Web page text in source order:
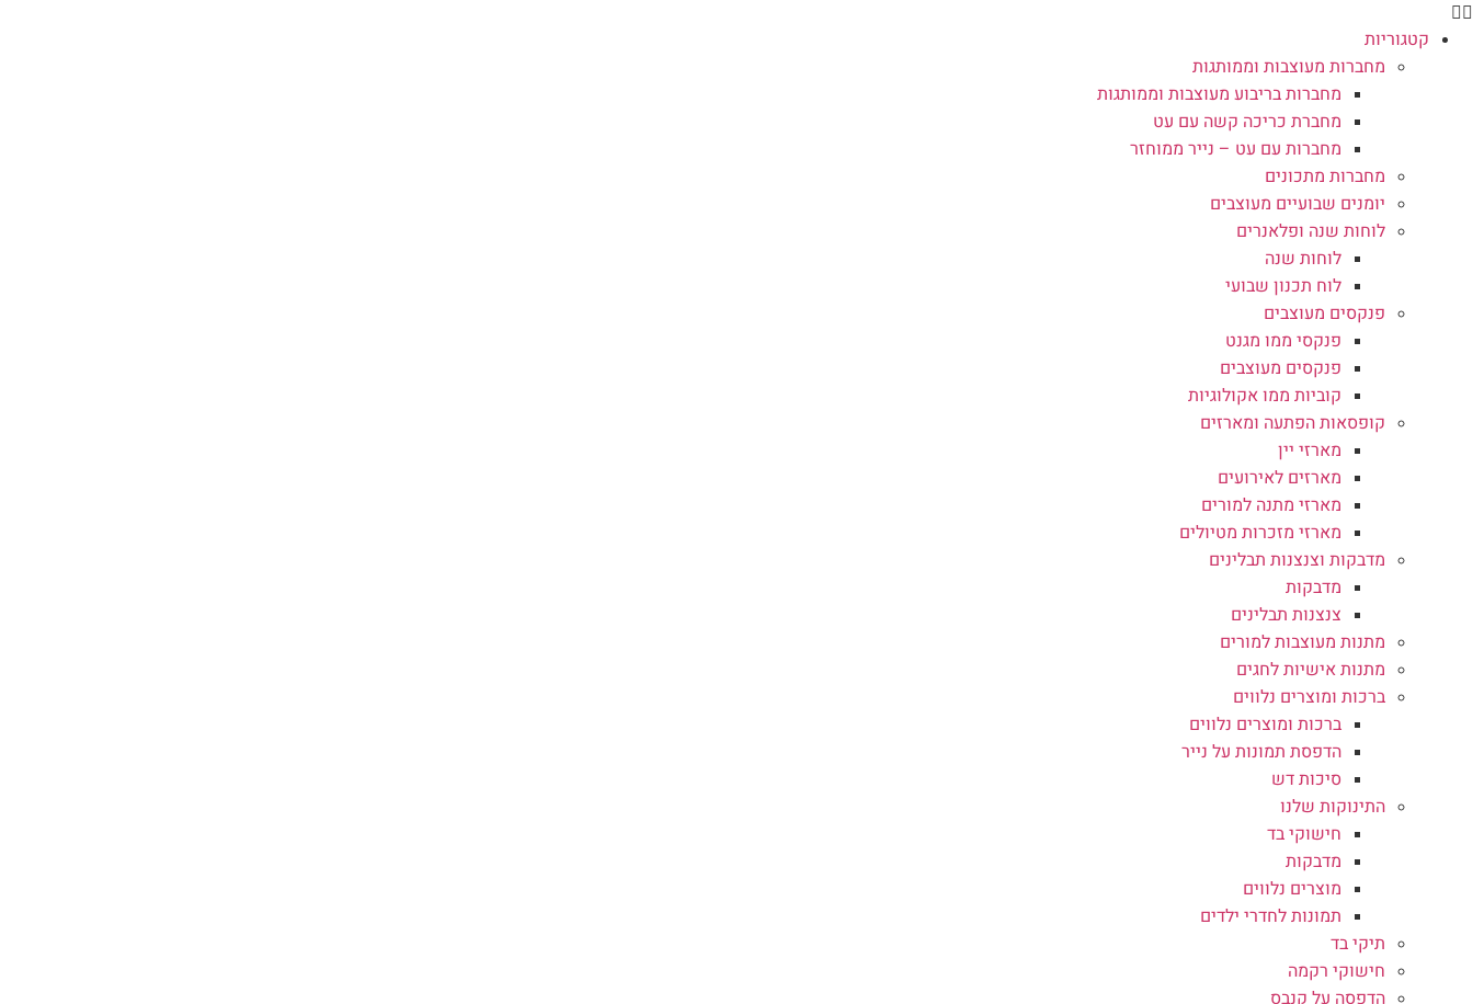
קטגוריות
מחברות מעוצבות וממותגות
מחברות בריבוע מעוצבות וממותגות
מחברת כריכה קשה עם עט
מחברות עם עט – נייר ממוחזר
מחברות מתכונים
יומנים שבועיים מעוצבים
לוחות שנה ופלאנרים
לוחות שנה
לוח תכנון שבועי
פנקסים מעוצבים
פנקסי ממו מגנט
פנקסים מעוצבים
קוביות ממו אקולוגיות
קופסאות הפתעה ומארזים
מארזי יין
מארזים לאירועים
מארזי מתנה למורים
מארזי מזכרות מטיולים
מדבקות וצנצנות תבלינים
מדבקות
צנצנות תבלינים
מתנות מעוצבות למורים
מתנות אישיות לחגים
ברכות ומוצרים נלווים
ברכות ומוצרים נלווים
הדפסת תמונות על נייר
סיכות דש
התינוקות שלנו
חישוקי בד
מדבקות
מוצרים נלווים
תמונות לחדרי ילדים
תיקי בד
חישוקי רקמה
הדפסה על קנבס